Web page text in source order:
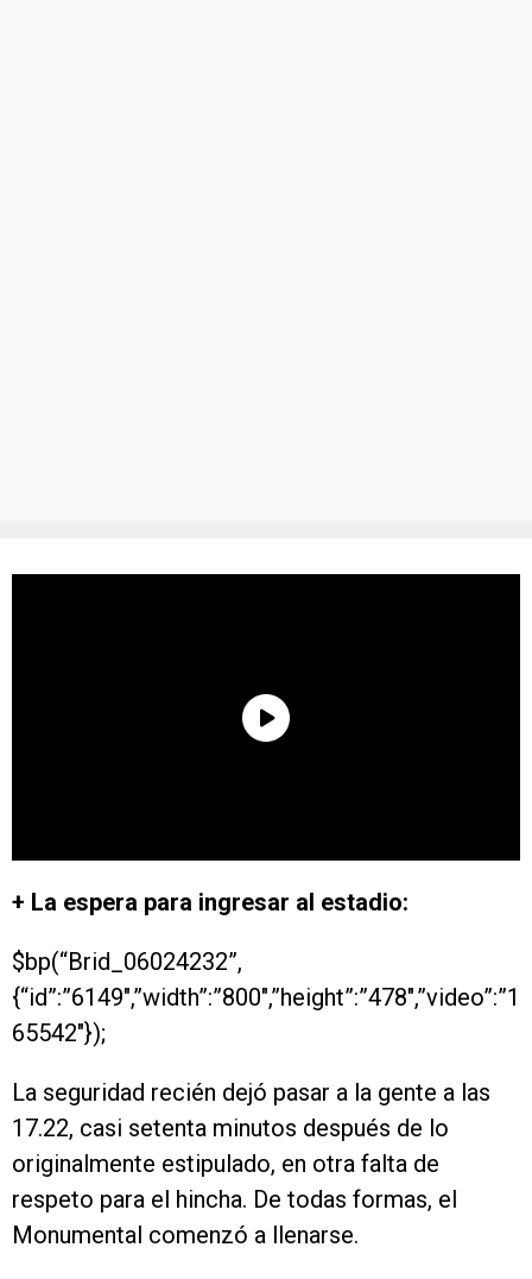
+ La espera para ingresar al estadio:
$bp(“Brid_06024232”,
{“id”:”6149″,”width”:”800″,”height”:”478″,”video”:”1
65542″});
La seguridad recién dejó pasar a la gente a las
17.22, casi setenta minutos después de lo
originalmente estipulado, en otra falta de
respeto para el hincha. De todas formas, el
Monumental comenzó a llenarse.